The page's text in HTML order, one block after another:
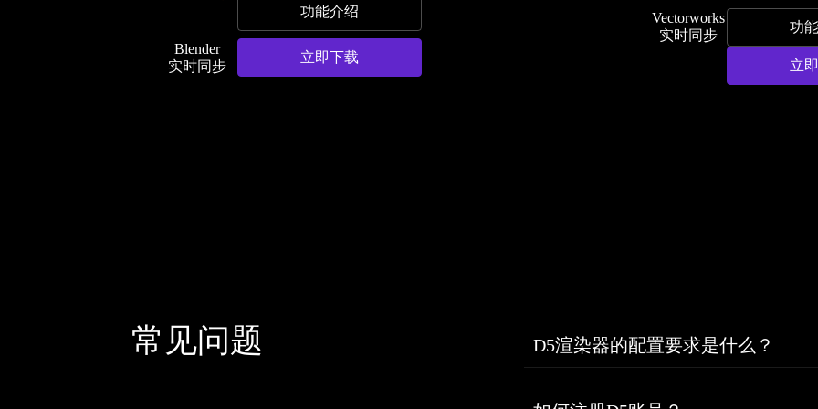
Blender
实时同步
功能介绍
立即下载
Vectorworks
实时同步
功
立
常见问题 D5渲染器的配置要求是什么？